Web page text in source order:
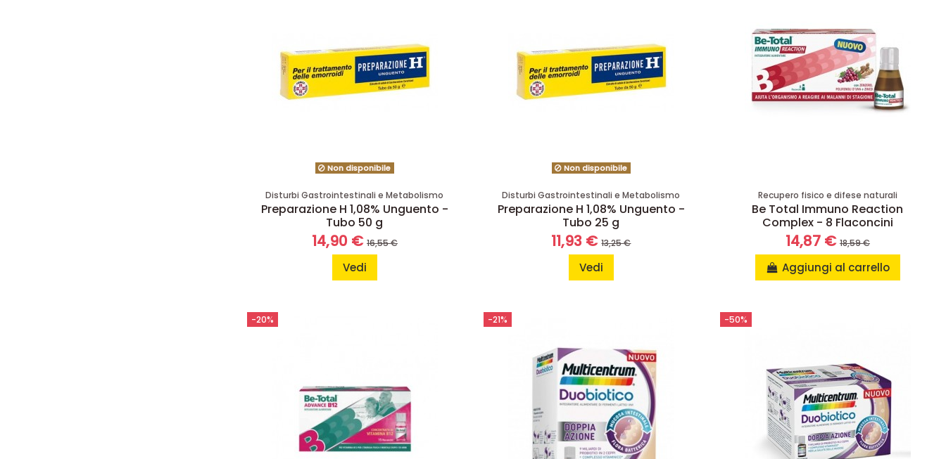
Non disponibile
Disturbi Gastrointestinali e Metabolismo
Preparazione H 1,08% Unguento -
Tubo 50 g
14,90 € 16,55 €
Vedi
Non disponibile
Disturbi Gastrointestinali e Metabolismo
Preparazione H 1,08% Unguento -
Tubo 25 g
11,93 €13,25 €
Vedi
Recupero fisico e difese naturali
Be Total Immuno Reaction
Complex - 8 Flaconcini
14,87 € 18,59 €
Aggiungi al carrello
-20% -21% -50%